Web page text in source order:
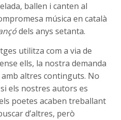
ballen i canten al
música en català
dels anys setanta.
utilitza com a via de
ells, la nostra demanda
altres continguts. No
els nostres autors es
poetes acaben treballant
d’altres, però